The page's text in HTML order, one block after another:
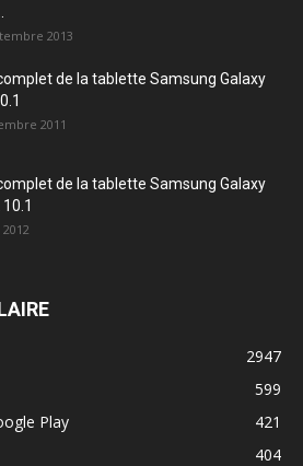
2013
de la tablette Samsung Galaxy
2011
de la tablette Samsung Galaxy
2947
599
Play
421
404